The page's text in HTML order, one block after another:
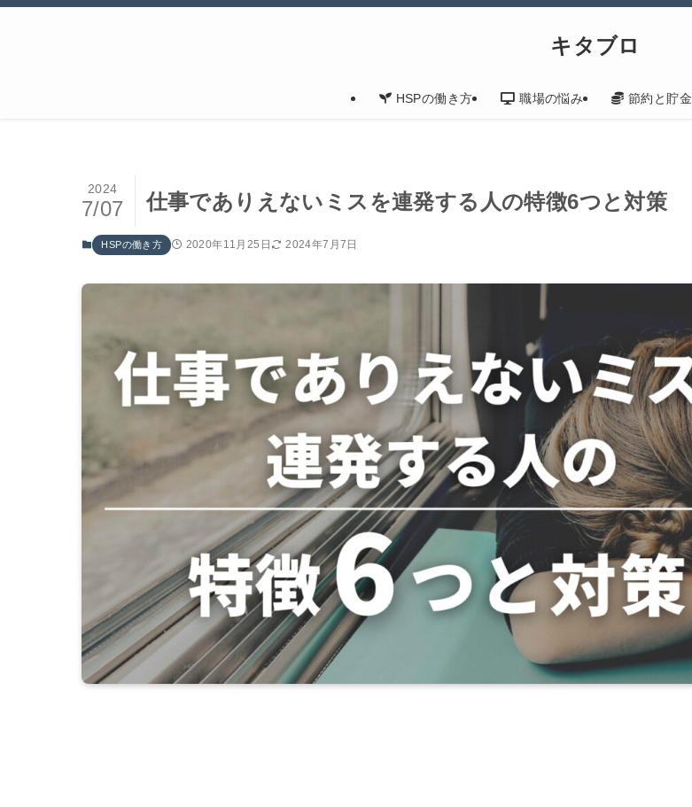
キタブロ
HSPの働き方 職場の悩み 節約と貯金
仕事でありえないミスを連発する人の特徴6つと対策
2024
7/07
HSPの働き方 2020年11月25日 2024年7月7日